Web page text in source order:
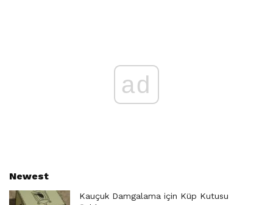
ad
Newest
Kauçuk Damgalama için Küp Kutusu